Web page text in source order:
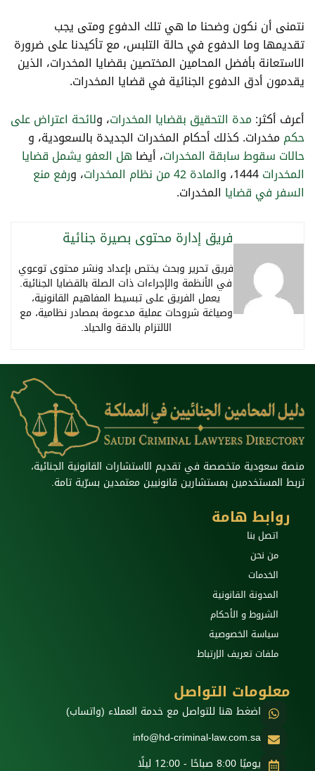
نتمنى أن نكون وضحنا ما هي تلك الدفوع ومتى يجب
تقديمها وما الدفوع في حالة التلبس، مع تأكيدنا على ضرورة
الاستعانة بأفضل المحامين المختصين بقضايا المخدرات، الذين
يقدمون أدق الدفوع الجنائية في قضايا المخدرات.
أعرف أكثر:مدة التحقيق بقضايا المخدرات، ولائحة اعتراض على
حكممخدرات. كذلك أحكام المخدرات الجديدة بالسعودية، و
حالات سقوط سابقة المخدرات، أيضا هل العفو يشمل قضايا
المخدرات
المادة 42 من نظام المخدرات ، ورفع منع
السفر في قضايا المخدرات.
فريق إدارة محتوى بصيرة جنائية
فريق تحرير وبحث يختص بإعداد ونشر محتوى توعوي
في الأنظمة والإجراءات ذات الصلة بالقضايا الجنائية.
يعمل الفريق على تبسيط المفاهيم القانونية،
وصياغة شروحات عملية مدعومة بمصادر نظامية، مع
الالتزام بالدقة والحياد.
منصة سعودية متخصصة في تقديم الاستشارات القانونية الجنائية،
تربط المستخدمين بمستشارين قانونيين معتمدين بسرّية تامة.
روابط هامة
اتصل بنا
من نحن
الخدمات
المدونة القانونية
الشروط و الأحكام
سياسة الخصوصية
ملفات تعريف الإرتباط
معلومات التواصل
اضغط هنا للتواصل مع خدمة العملاء (واتساب)
info@hd-criminal-law.com.sa
يوميًا 8:00 صباحًا - 12:00 ليلًا